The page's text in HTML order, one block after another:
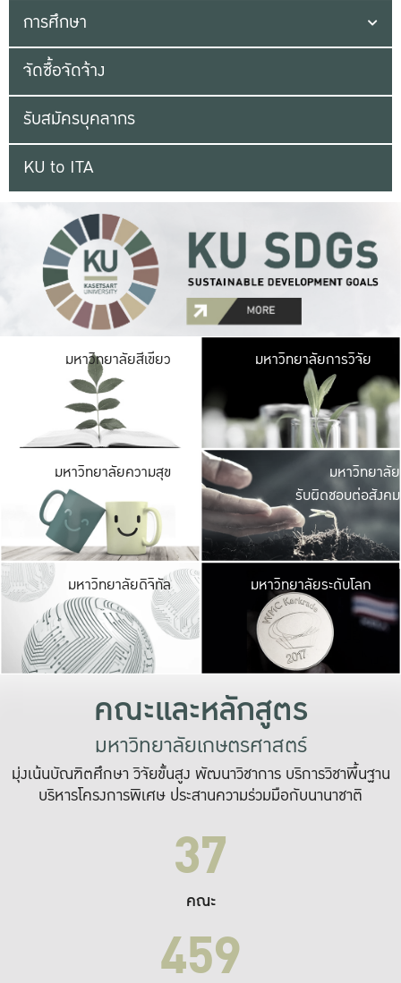
การศึกษา
จัดซื้อจัดจ้าง
รับสมัครบุคลากร
KU to ITA
มหาวิทยาลัยสีเขียว มหาวิ
มีพื้นที่เขียวสดใส
เป็นป่าในเมือง เกษต
มหาวิทยาลัยการวิจัย
มหาวิทยาลัยความสุข มหาวิ
ค
เปิดประ
และพบเรื่องราวใ
มหาวิทยาลัย
รับผิดชอบต่อสังคม
มหาวิทยาลัยดิจิทัล มหาวิ
เปลี่ยนแปลง แล
เพื่อทำง
ระบบสารสนเทศ
มหาวิทยาลัยระดับโลก
คณะและหลักสูตร
มหาวิทยาลัยเกษตรศาสตร์
มุ่งเน้นบัณฑิตศึกษา วิจัยขั้นสูง พัฒนาวิชาการ บริการวิชาพื้นฐาน
บริหารโครงการพิเศษ ประสานความร่วมมือกับนานาชาติ
37
คณะ
459